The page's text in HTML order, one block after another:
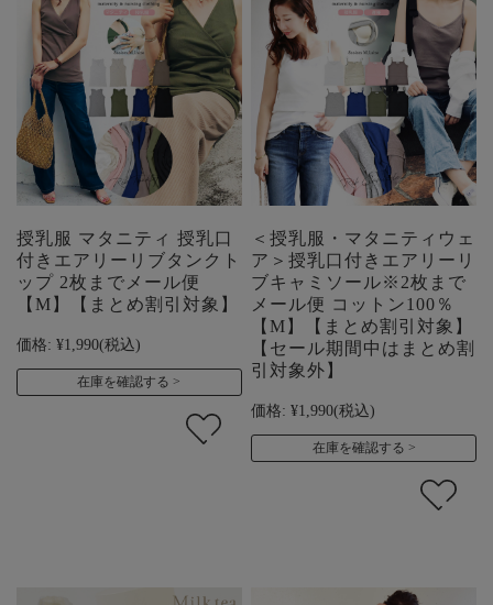
授乳服 マタニティ 授乳口
付きエアリーリブタンクト
ップ 2枚までメール便
【M】【まとめ割引対象】
価格: ¥1,990(税込)
在庫を確認する
＜授乳服・マタニティウェ
ア＞授乳口付きエアリーリ
ブキャミソール※2枚まで
メール便 コットン100％
【M】【まとめ割引対象】
【セール期間中はまとめ割
引対象外】
価格: ¥1,990(税込)
在庫を確認する